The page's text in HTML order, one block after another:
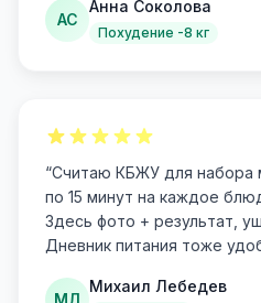
АС
Анна Соколова
Похудение -8 кг
“Считаю КБЖУ для набора
по 15 минут на каждое
Здесь фото + результат,
Дневник питания тоже
МЛ
Михаил Лебедев